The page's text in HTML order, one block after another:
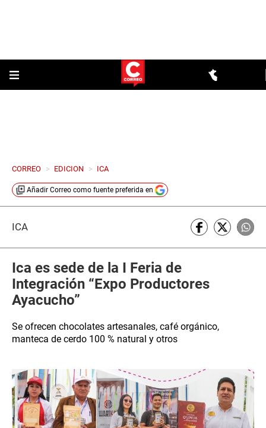
CORREO > EDICION > ICA
Añadir Correo como fuente preferida en
ICA
Ica es sede de la I Feria de
Integración “Expo Productores
Ayacucho”
Se ofrecen chocolates artesanales, café orgánico,
manteca de cerdo 100 % natural y otros